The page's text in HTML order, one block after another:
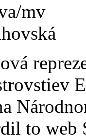
mv
to web